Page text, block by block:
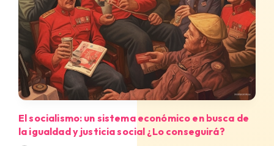
El socialismo: un sistema económico en busca de
la igualdad y justicia social ¿Lo conseguirá?